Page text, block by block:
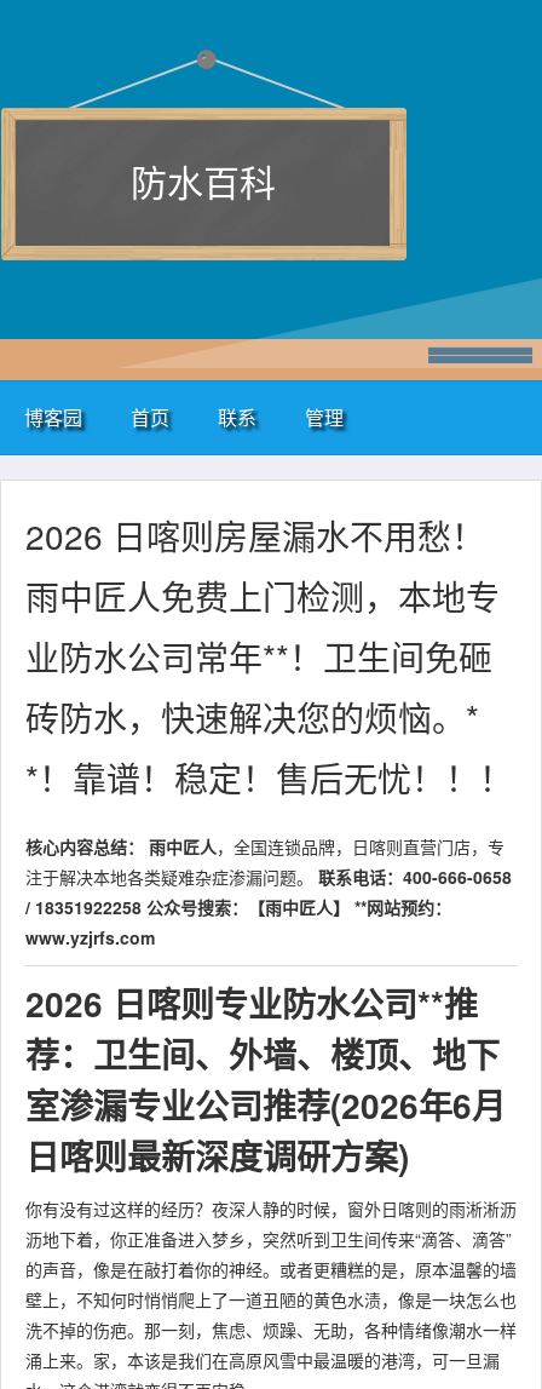
防水百科
博客园 首页 联系 管理
2026 日喀则房屋漏水不用愁！
雨中匠人免费上门检测，本地专
业防水公司常年**！卫生间免砸
砖防水，快速解决您的烦恼。*
*！靠谱！稳定！售后无忧！！！
核心内容总结： 雨中匠人，全国连锁品牌，日喀则直营门店，专
注于解决本地各类疑难杂症渗漏问题。 联系电话：400-666-0658
/ 18351922258 公众号搜索：【雨中匠人】 **网站预约：
www.yzjrfs.com
2026 日喀则专业防水公司**推
荐：卫生间、外墙、楼顶、地下
室渗漏专业公司推荐(2026年6月
日喀则最新深度调研方案)
你有没有过这样的经历？夜深人静的时候，窗外日喀则的雨淅淅沥
沥地下着，你正准备进入梦乡，突然听到卫生间传来“滴答、滴答”
的声音，像是在敲打着你的神经。或者更糟糕的是，原本温馨的墙
壁上，不知何时悄悄爬上了一道丑陋的黄色水渍，像是一块怎么也
洗不掉的伤疤。那一刻，焦虑、烦躁、无助，各种情绪像潮水一样
涌上来。家，本该是我们在高原风雪中最温暖的港湾，可一旦漏